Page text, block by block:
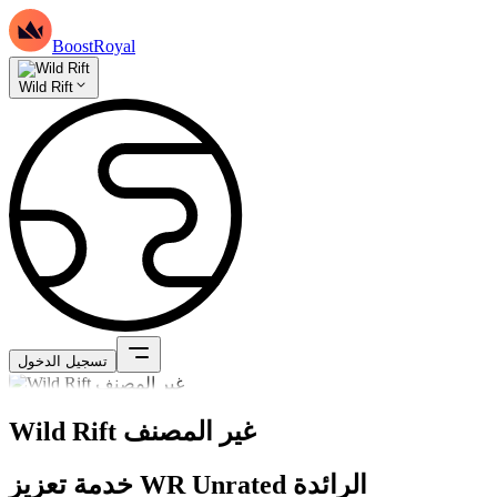
BoostRoyal
Wild Rift
تسجيل الدخول
Wild Rift غير المصنف
خدمة تعزيز WR Unrated الرائدة